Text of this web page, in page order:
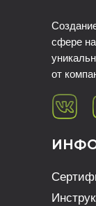
сфере
от